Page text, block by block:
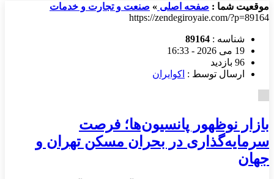
موقعیت شما : صفحه اصلی » صنعت و تجارت و خدمات
https://zendegiroyaie.com/?p=89164
شناسه : 89164
19 می 2026 - 16:33
96 بازدید
ارسال توسط : اکوایران
بازار نوظهور پانسیون‌ها؛ فرصت
سرمایه‌گذاری در بحران مسکن تهران و
جهان